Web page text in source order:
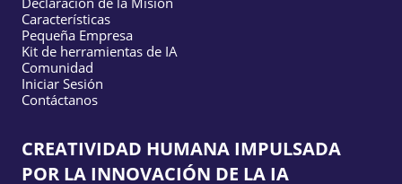
Características
Pequeña Empresa
Kit de herramientas de IA
Comunidad
Iniciar Sesión
Contáctanos
CREATIVIDAD HUMANA IMPULSADA
POR LA INNOVACIÓN DE LA IA